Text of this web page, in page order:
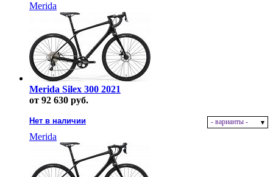
Merida
Merida Silex 300 2021
от 92 630 руб.
Нет в наличии - варианты -
Merida